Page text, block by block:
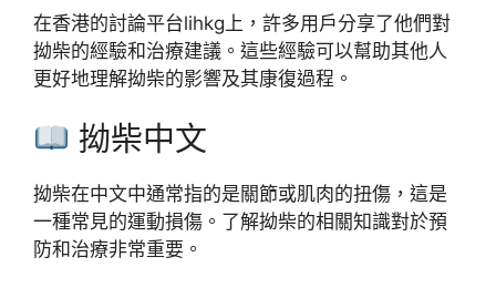
在香港的討論平台lihkg上，許多用戶分享了他們對
拗柴的經驗和治療建議。這些經驗可以幫助其他人
更好地理解拗柴的影響及其康復過程。
拗柴中文
拗柴在中文中通常指的是關節或肌肉的扭傷，這是
一種常見的運動損傷。了解拗柴的相關知識對於預
防和治療非常重要。